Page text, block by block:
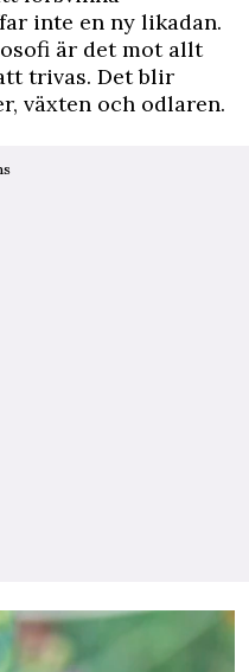
inte en ny likadan.
är det mot allt
trivas. Det blir
växten och odlaren.